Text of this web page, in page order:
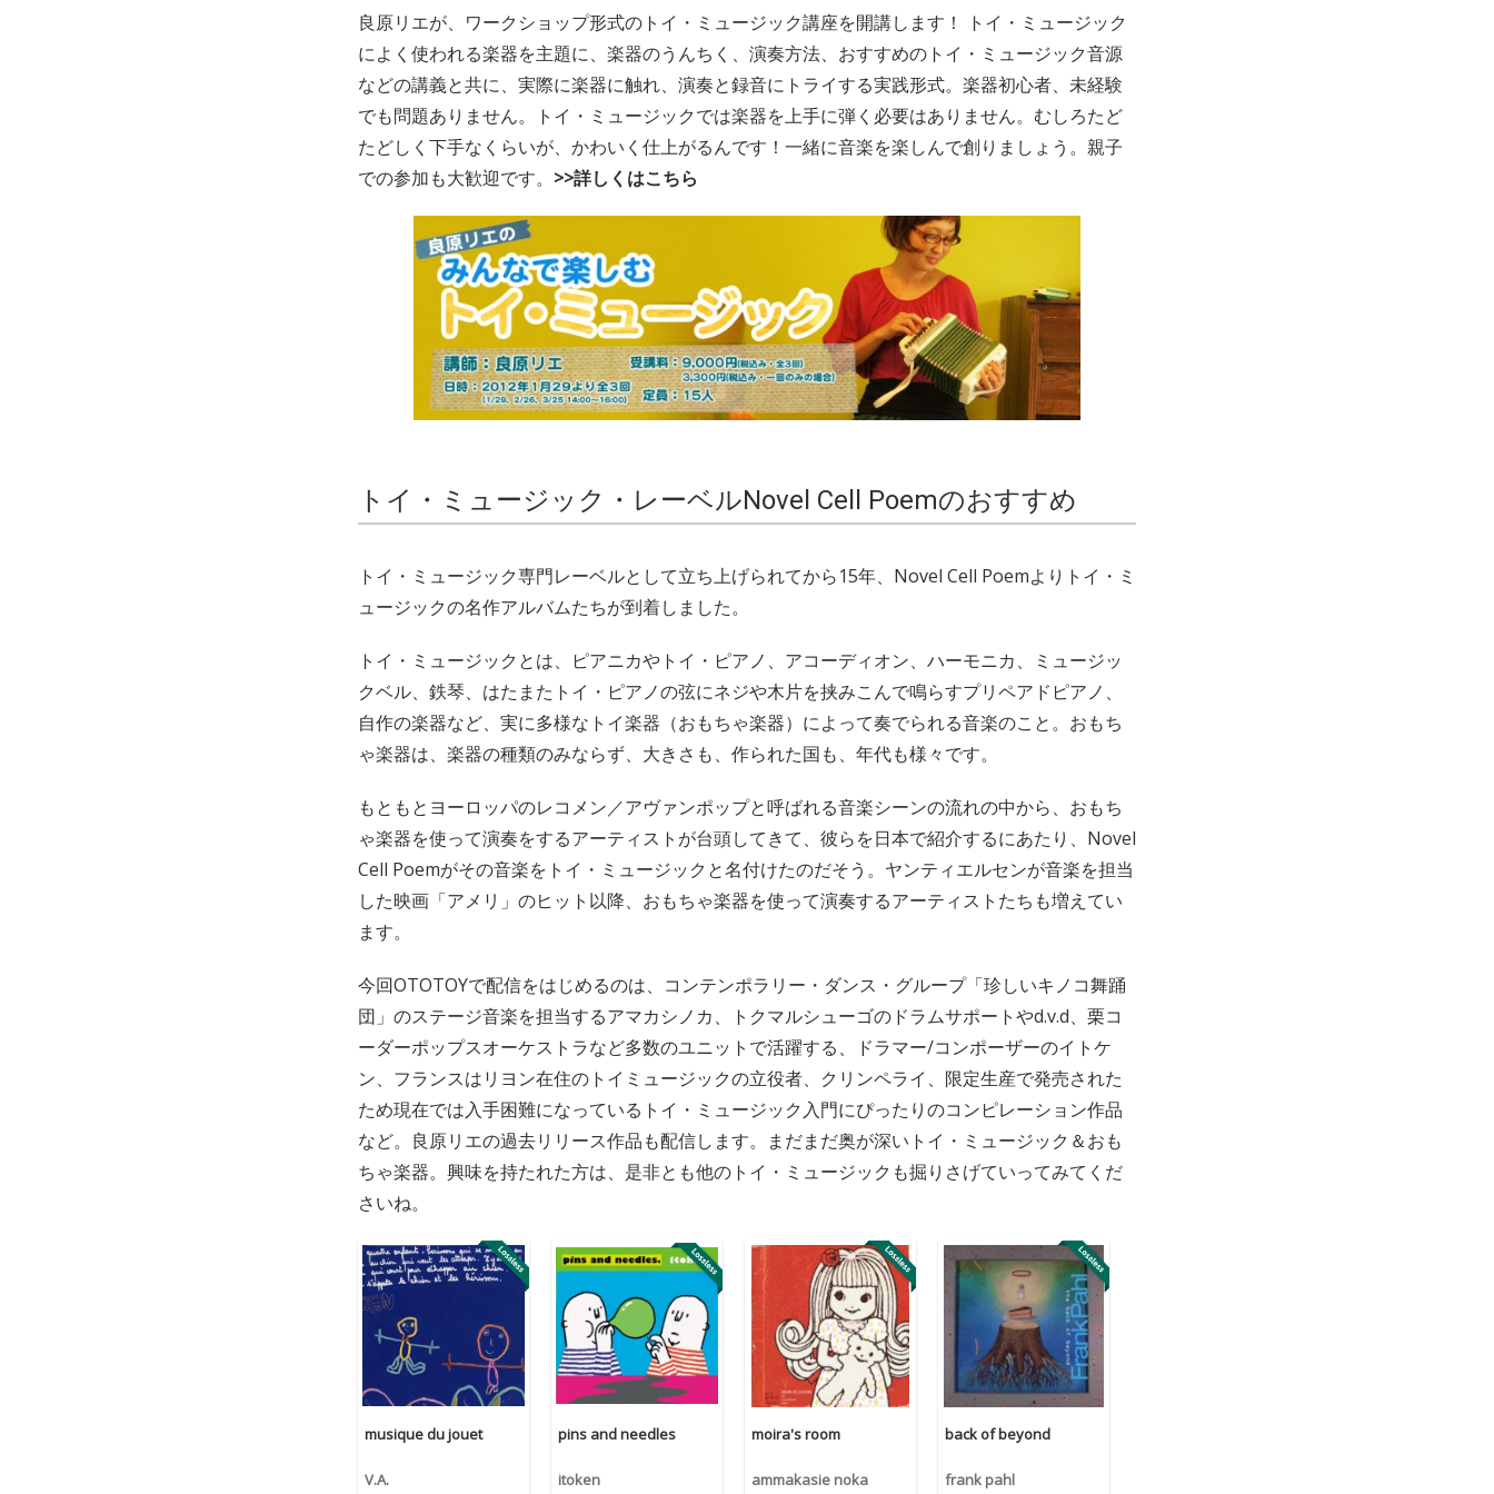
良原リエが、ワークショップ形式のトイ・ミュージック講座を開講します！ トイ・ミュージック
によく使われる楽器を主題に、楽器のうんちく、演奏方法、おすすめのトイ・ミュージック音源
などの講義と共に、実際に楽器に触れ、演奏と録音にトライする実践形式。楽器初心者、未経験
でも問題ありません。トイ・ミュージックでは楽器を上手に弾く必要はありません。むしろたど
たどしく下手なくらいが、かわいく仕上がるんです！一緒に音楽を楽しんで創りましょう。親子
での参加も大歓迎です。 >>詳しくはこちら
トイ・ミュージック・レーベルNovel Cell Poemのおすすめ
トイ・ミュージック専門レーベルとして立ち上げられてから15年、Novel Cell Poemよりトイ・ミ
ュージックの名作アルバムたちが到着しました。
トイ・ミュージックとは、ピアニカやトイ・ピアノ、アコーディオン、ハーモニカ、ミュージッ
クベル、鉄琴、はたまたトイ・ピアノの弦にネジや木片を挟みこんで鳴らすプリペアドピアノ、
自作の楽器など、実に多様なトイ楽器（おもちゃ楽器）によって奏でられる音楽のこと。おもち
ゃ楽器は、楽器の種類のみならず、大きさも、作られた国も、年代も様々です。
もともとヨーロッパのレコメン／アヴァンポップと呼ばれる音楽シーンの流れの中から、おもち
ゃ楽器を使って演奏をするアーティストが台頭してきて、彼らを日本で紹介するにあたり、Novel
Cell Poemがその音楽をトイ・ミュージックと名付けたのだそう。ヤンティエルセンが音楽を担当
した映画「アメリ」のヒット以降、おもちゃ楽器を使って演奏するアーティストたちも増えてい
ます。
今回OTOTOYで配信をはじめるのは、コンテンポラリー・ダンス・グループ「珍しいキノコ舞踊
団」のステージ音楽を担当するアマカシノカ、トクマルシューゴのドラムサポートやd.v.d、栗コ
ーダーポップスオーケストラなど多数のユニットで活躍する、ドラマー/コンポーザーのイトケ
ン、フランスはリヨン在住のトイミュージックの立役者、クリンペライ、限定生産で発売された
ため現在では入手困難になっているトイ・ミュージック入門にぴったりのコンピレーション作品
など。良原リエの過去リリース作品も配信します。まだまだ奥が深いトイ・ミュージック＆おも
ちゃ楽器。興味を持たれた方は、是非とも他のトイ・ミュージックも掘りさげていってみてくだ
さいね。
musique du jouet
V.A.
pins and needles
itoken
moira's room
ammakasie noka
back of beyond
frank pahl